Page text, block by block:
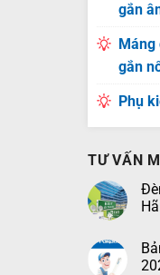
gắn
Máng
gắn
Phụ
TƯ VẤN